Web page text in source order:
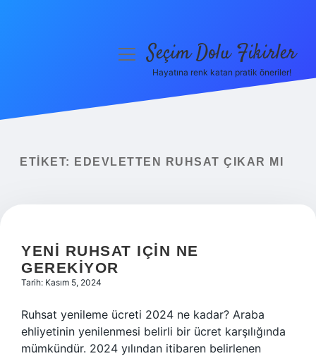
Yasal Uyarı
menüyüSeçim Dolu Fikirler
Hayatına renk katan pratik öneriler!
ETIKET: EDEVLETTEN RUHSAT ÇIKAR MI
YENI RUHSAT IÇIN NE
GEREKIYOR
Tarih: Kasım 5, 2024
Ruhsat yenileme ücreti 2024 ne kadar? Araba
ehliyetinin yenilenmesi belirli bir ücret karşılığında
mümkündür. 2024 yılından itibaren belirlenen